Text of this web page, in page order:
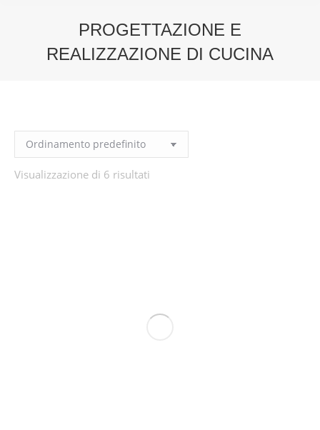
PROGETTAZIONE E
REALIZZAZIONE DI CUCINA
Visualizzazione di 6 risultati